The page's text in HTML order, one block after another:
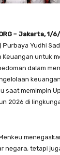
– Jakarta, 1/
Purbaya Yudhi
Keuangan untuk
dalam
saat memimpin
2026 di
negara, tetapi